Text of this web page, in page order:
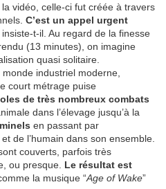
la vidéo, celle-ci fut créée à travers
C’est un appel urgent
insiste-t-il. Au regard de la finesse
(13 minutes), on imagine
quasi solitaire.
industriel moderne,
court métrage puise
de très nombreux combats
dans l’élevage jusqu’à la
en passant par
et de l’humain dans son ensemble.
couverts, parfois très
ou presque. Le résultat est
la musique “Age of Wake”